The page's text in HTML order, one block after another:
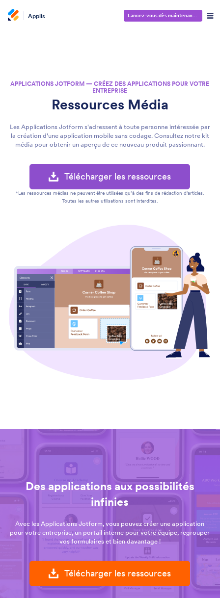
Applis Lancez-vous dès maintenant— C'est
APPLICATIONS JOTFORM — CRÉEZ DES APPLICATIONS POUR VOTRE
ENTREPRISE
Ressources Média
Les Applications Jotform s'adressent à toute personne intéressée par
la création d'une application mobile sans codage. Consultez notre kit
média pour obtenir un aperçu de ce nouveau produit passionnant.
Télécharger les ressources
*Les ressources médias ne peuvent être utilisées qu’à des fins de rédaction d'articles.
Toutes les autres utilisations sont interdites.
Des applications aux possibilités
infinies
Avec les Applications Jotform, vous pouvez créer une application
pour votre entreprise, un portail interne pour votre équipe, regrouper
vos formulaires et bien davantage !
Télécharger les ressources